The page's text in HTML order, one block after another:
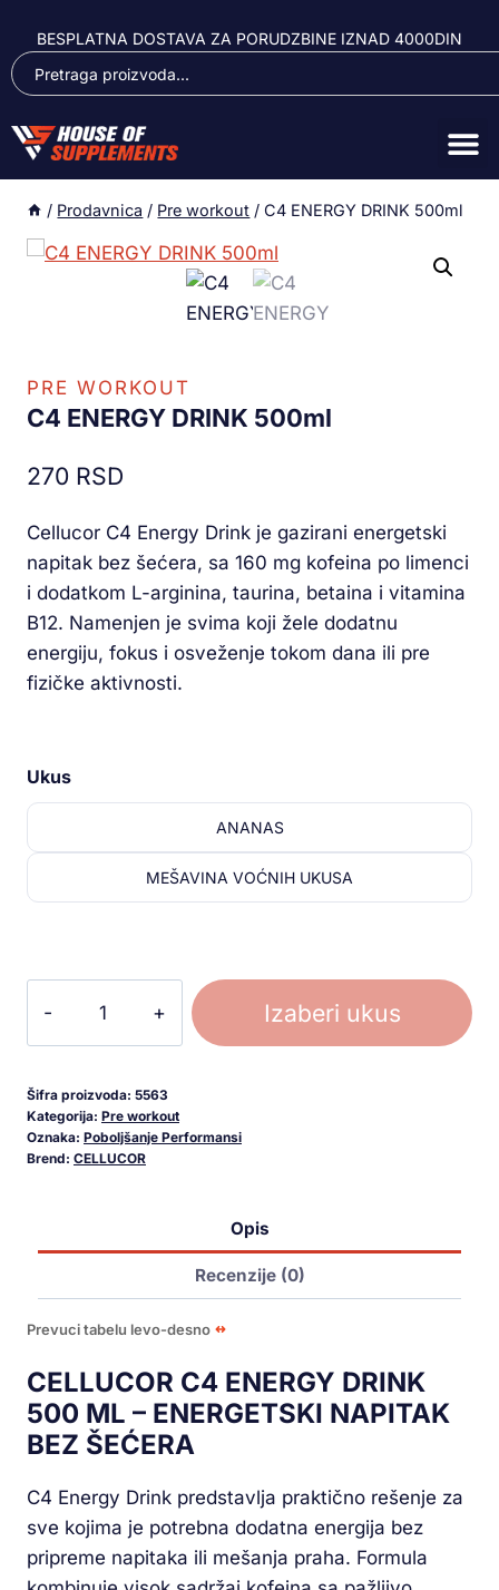
BESPLATNA DOSTAVA ZA PORUDZBINE IZNAD 4000DIN
/ Prodavnica / Pre workout / C4 ENERGY DRINK 500ml
PRE WORKOUT
C4 ENERGY DRINK 500ml
270 RSD
Cellucor C4 Energy Drink je gazirani energetski
napitak bez šećera, sa 160 mg kofeina po limenci
i dodatkom L-arginina, taurina, betaina i vitamina
B12. Namenjen je svima koji žele dodatnu
energiju, fokus i osveženje tokom dana ili pre
fizičke aktivnosti.
Ukus
ANANAS
MEŠAVINA VOĆNIH UKUSA
Izaberi ukus
Šifra proizvoda: 5563
Kategorija: Pre workout
Oznaka: Poboljšanje Performansi
Brend: CELLUCOR
Opis
Recenzije (0)
Prevuci tabelu levo-desno
CELLUCOR C4 ENERGY DRINK
500 ML – ENERGETSKI NAPITAK
BEZ ŠEĆERA
C4 Energy Drink predstavlja praktično rešenje za
sve kojima je potrebna dodatna energija bez
pripreme napitaka ili mešanja praha. Formula